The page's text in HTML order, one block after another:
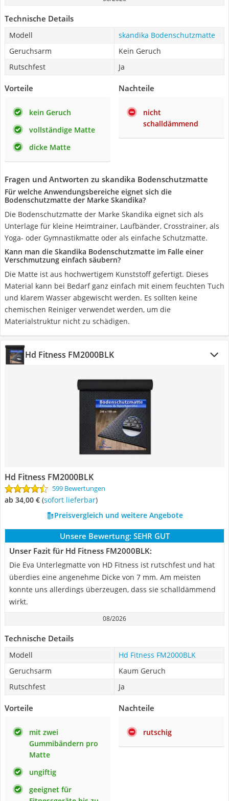
Technische Details
Modell
skandika Bodenschutzmatte
Geruchsarm
Kein Geruch
Rutschfest
Ja
Vorteile
kein Geruch
vollständige Matte
dicke Matte
Nachteile
nicht
schalldämmend
Fragen und Antworten zu skandika Bodenschutzmatte
Für welche Anwendungsbereiche eignet sich die
Bodenschutzmatte der Marke Skandika?
Die Bodenschutzmatte der Marke Skandika eignet sich als
Unterlage für kleine Heimtrainer, Laufbänder, Crosstrainer, als
Yoga- oder Gymnastikmatte oder als einfache Schutzmatte.
Kann man die Skandika Bodenschutzmatte im Falle einer
Verschmutzung einfach säubern?
Die Matte ist aus hochwertigem Kunststoff gefertigt. Dieses
Material kann bei Bedarf ganz einfach mit einem feuchten Tuch
und klarem Wasser abgewischt werden. Es sollten keine
chemischen Reiniger verwendet werden, um die
Materialstruktur nicht zu schädigen.
Hd Fitness FM2000BLK
Hd Fitness FM2000BLK
599 Bewertungen
ab 34,00 € ( Sofort lieferbar)
Preisvergleich und weitere Angebote
Unsere Bewertung: SEHR GUT
Unser Fazit für Hd Fitness FM2000BLK:
Die Eva Unterlegmatte von HD Fitness ist rutschfest und hat
überdies eine angenehme Dicke von 7 mm. Am meisten
konnte uns allerdings überzeugen, dass sie schalldämmend
wirkt.
08/2026
Technische Details
Modell
Hd Fitness FM2000BLK
Geruchsarm
Kaum Geruch
Rutschfest
Ja
Vorteile
mit zwei
Gummibändern pro
Matte
ungiftig
geeignet für
Nachteile
rutschig